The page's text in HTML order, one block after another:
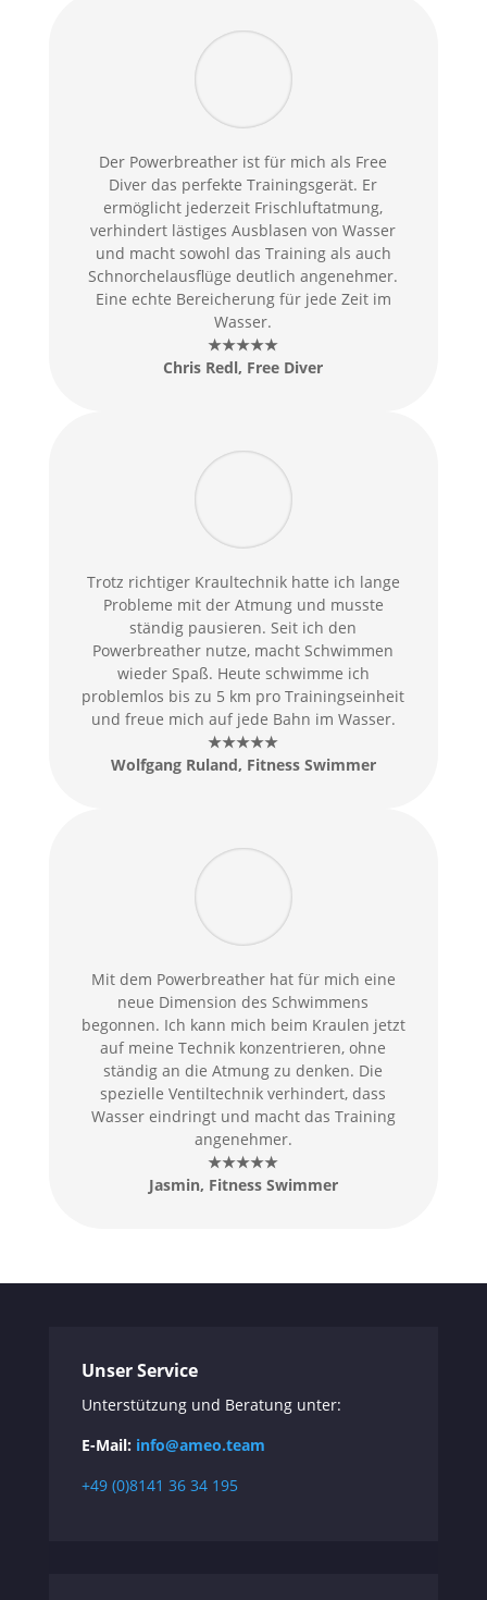
Der Powerbreather ist für mich als Free
Diver das perfekte Trainingsgerät. Er
ermöglicht jederzeit Frischluftatmung,
verhindert lästiges Ausblasen von Wasser
und macht sowohl das Training als auch
Schnorchelausflüge deutlich angenehmer.
Eine echte Bereicherung für jede Zeit im
Wasser.
★★★★★
Chris Redl, Free Diver
Trotz richtiger Kraultechnik hatte ich lange
Probleme mit der Atmung und musste
ständig pausieren. Seit ich den
Powerbreather nutze, macht Schwimmen
wieder Spaß. Heute schwimme ich
problemlos bis zu 5 km pro Trainingseinheit
und freue mich auf jede Bahn im Wasser.
★★★★★
Wolfgang Ruland, Fitness Swimmer
Mit dem Powerbreather hat für mich eine
neue Dimension des Schwimmens
begonnen. Ich kann mich beim Kraulen jetzt
auf meine Technik konzentrieren, ohne
ständig an die Atmung zu denken. Die
spezielle Ventiltechnik verhindert, dass
Wasser eindringt und macht das Training
angenehmer.
★★★★★
Jasmin, Fitness Swimmer
Unser Service
Unterstützung und Beratung unter:
E-Mail: info@ameo.team
+49 (0)8141 36 34 195